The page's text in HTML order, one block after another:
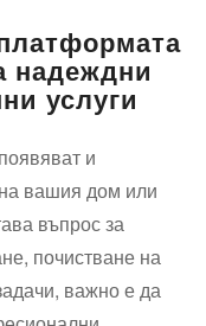
надеждни
услуги
и
вашия дом или
въпрос за
почистване на
важно е да